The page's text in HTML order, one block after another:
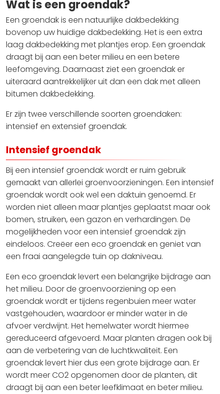
Wat is een groendak?
Een groendak is een natuurlijke dakbedekking
bovenop uw huidige dakbedekking. Het is een extra
laag dakbedekking met plantjes erop. Een groendak
draagt bij aan een beter milieu en een betere
leefomgeving. Daarnaast ziet een groendak er
uiteraard aantrekkelijker uit dan een dak met alleen
bitumen dakbedekking.
Er zijn twee verschillende soorten groendaken:
intensief en extensief groendak.
Intensief groendak
Bij een intensief groendak wordt er ruim gebruik
gemaakt van allerlei groenvoorzieningen. Een intensief
groendak wordt ook wel een daktuin genoemd. Er
worden niet alleen maar plantjes geplaatst maar ook
bomen, struiken, een gazon en verhardingen. De
mogelijkheden voor een intensief groendak zijn
eindeloos. Creëer een eco groendak en geniet van
een fraai aangelegde tuin op dakniveau.
Een eco groendak levert een belangrijke bijdrage aan
het milieu. Door de groenvoorziening op een
groendak wordt er tijdens regenbuien meer water
vastgehouden, waardoor er minder water in de
afvoer verdwijnt. Het hemelwater wordt hiermee
gereduceerd afgevoerd. Maar planten dragen ook bij
aan de verbetering van de luchtkwaliteit. Een
groendak levert hier dus een grote bijdrage aan. Er
wordt meer CO2 opgenomen door de planten, dit
draagt bij aan een beter leefklimaat en beter milieu.